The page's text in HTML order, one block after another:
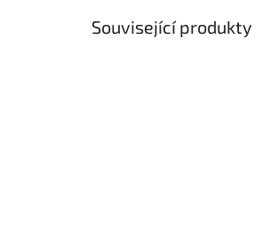
Související produkty